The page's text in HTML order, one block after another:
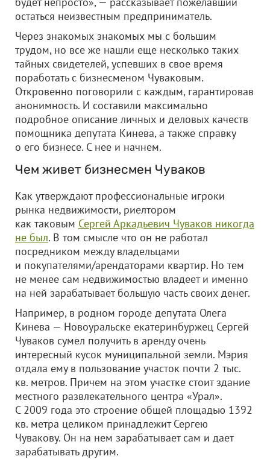
остаться неизвестным предприниматель.
Через знакомых знакомых мы с большим
трудом, но все же нашли еще несколько таких
тайных свидетелей, успевших в свое время
поработать с бизнесменом Чуваковым.
Откровенно поговорили с каждым, гарантировав
анонимность. И составили максимально
подробное описание личных и деловых качеств
помощника депутата Кинева, а также справку
о его бизнесе. С нее и начнем.
Чем живет бизнесмен Чуваков
Как утверждают профессиональные игроки
рынка недвижимости, риелтором
как таковым Сергей Аркадьевич Чуваков никогда
не был. В том смысле что он не работал
посредником между владельцами
и покупателями/арендаторами квартир. Но тем
не менее сам недвижимостью владеет и именно
на ней зарабатывает большую часть своих денег.
Например, в родном городе депутата Олега
Кинева — Новоуральске екатеринбуржец Сергей
Чуваков сумел получить в аренду очень
интересный кусок муниципальной земли. Мэрия
отдала ему в пользование участок почти 2 тыс.
кв. метров. Причем на этом участке стоит здание
местного развлекательного центра «Урал».
С 2009 года это строение общей площадью 1392
кв. метра целиком принадлежит Сергею
Чувакову. Он на нем зарабатывает сам и дает
зарабатывать другим.